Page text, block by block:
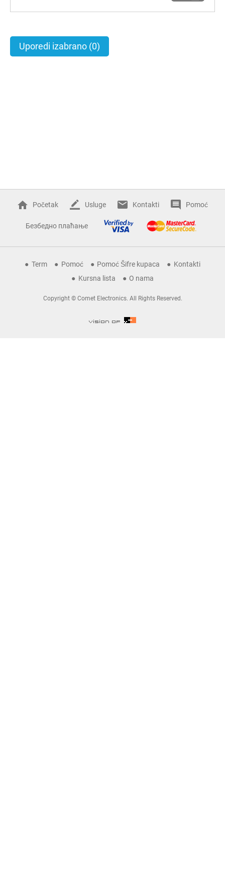
Uporedi izabrano (0)
Početak Usluge Kontakti Pomoć
Безбедно плаћање
Term Pomoć Pomoć Šifre kupaca
Kontakti
Kursna lista
O nama
Copyright © Comet Electronics. All Rights Reserved.